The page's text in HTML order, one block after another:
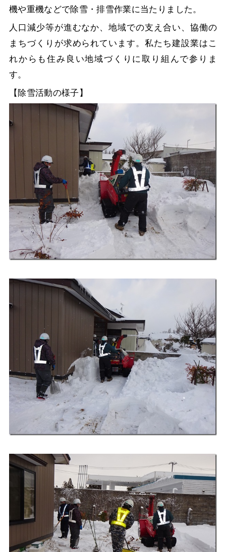
機や重機などで除雪・排雪作業に当たりました。
人口減少等が進むなか、地域での支え合い、協働の
まちづくりが求められています。私たち建設業はこ
れからも住み良い地域づくりに取り組んで参りま
す。
【除雪活動の様子】